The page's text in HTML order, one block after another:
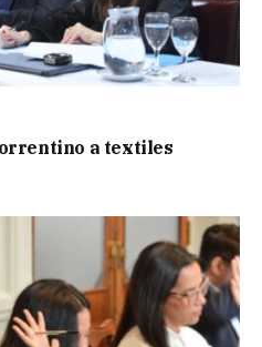
a textiles